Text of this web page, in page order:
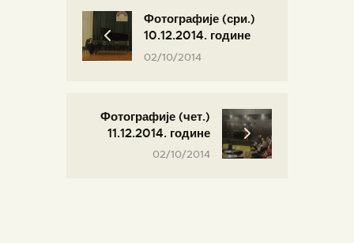
Фотографије (сри.)
10.12.2014. године
02/10/2014
Фотографије (чет.)
11.12.2014. године
02/10/2014